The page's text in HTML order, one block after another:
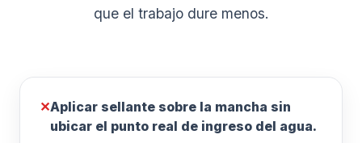
que el trabajo dure menos.
✕Aplicar sellante sobre la mancha sin
ubicar el punto real de ingreso del agua.